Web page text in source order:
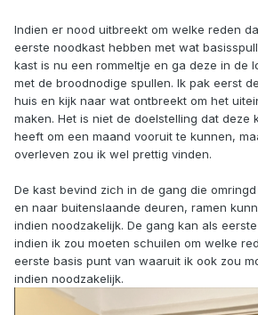
Indien er nood uitbreekt om welke reden
eerste noodkast hebben met wat
kast is nu een rommeltje en ga deze in de
met de broodnodige spullen. Ik pak eerst
huis en kijk naar wat ontbreekt om het
maken. Het is niet de doelstelling dat deze
heeft om een maand vooruit te kunnen,
overleven zou ik wel prettig vinden.
De kast bevind zich in de gang die
en naar buitenslaande deuren, ramen
indien noodzakelijk. De gang kan als
indien ik zou moeten schuilen om welke
eerste basis punt van waaruit ik ook zou
indien noodzakelijk.